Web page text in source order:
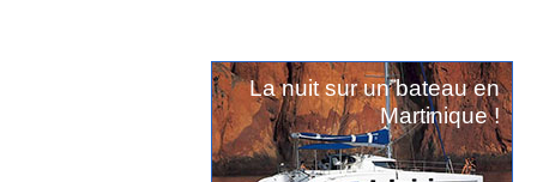
La nuit sur un bateau en
Martinique !